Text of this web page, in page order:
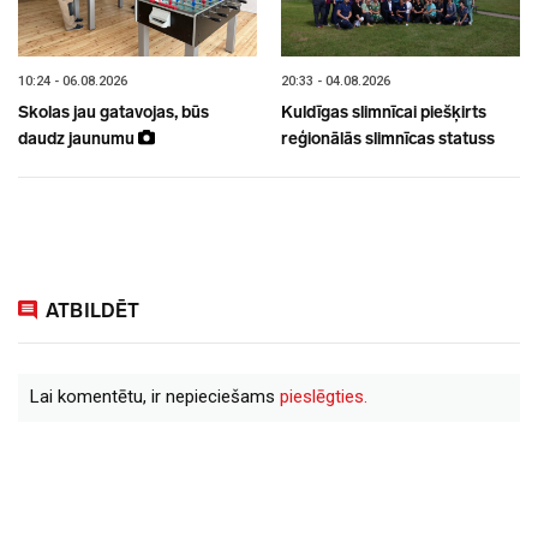
10:24 - 06.08.2026
Skolas jau gatavojas, būs
daudz jaunumu
20:33 - 04.08.2026
Kuldīgas slimnīcai piešķirts
reģionālās slimnīcas statuss
ATBILDĒT
Lai komentētu, ir nepieciešams pieslēgties.